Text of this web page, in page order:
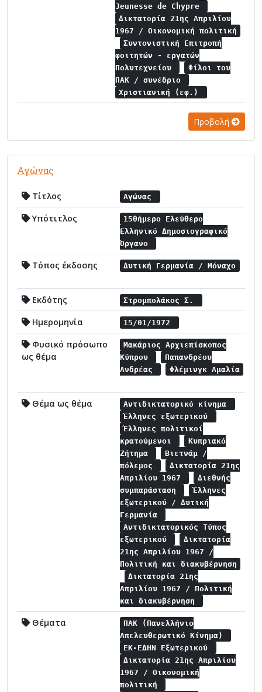
Jeunesse de Chypre
Δικτατορία 21ης Απριλίου
1967 / Οικονομική πολιτική
Συντονιστική Επιτροπή
φοιτητών - εργατών
Πολυτεχνείου
Φίλοι του
ΠΑΚ / συνέδριο
Χριστιανική (εφ.)
Προβολή
Αγώνας
Τίτλος Αγώνας
Υπότιτλος
15θήμερο Ελεύθερο
Ελληνικό Δημοσιογραφικό
Όργανο
Τόπος έκδοσης Δυτική Γερμανία / Μόναχο
Εκδότης Στρομπολάκος Σ.
Ημερομηνία 15/01/1972
Φυσικό πρόσωπο
ως θέμα
Μακάριος Αρχιεπίσκοπος
Κύπρου
Παπανδρέου
Ανδρέας
Φλέμινγκ Αμαλία
Θέμα ως θέμα
Αντιδικτατορικό κίνημα
Έλληνες εξωτερικού
Έλληνες πολιτικοί
κρατούμενοι
Κυπριακό
Ζήτημα
Βιετνάμ /
πόλεμος
Δικτατορία 21ης
Απριλίου 1967
Διεθνής
συμπαράσταση
Έλληνες
εξωτερικού / Δυτική
Γερμανία
Αντιδικτατορικός Τύπος
εξωτερικού
Δικτατορία
21ης Απριλίου 1967 /
Πολιτική και διακυβέρνηση
Δικτατορία 21ης
Απριλίου 1967 / Πολιτική
και διακυβέρνηση
Θέματα
ΠΑΚ (Πανελλήνιο
Απελευθερωτικό Κίνημα)
ΕΚ-ΕΔΗΝ Εξωτερικού
Δικτατορία 21ης Απριλίου
1967 / Οικονομική
πολιτική